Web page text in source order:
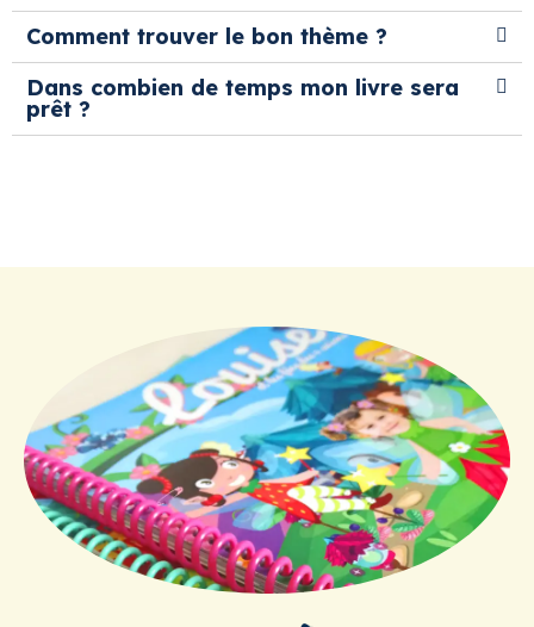
Comment trouver le bon thème ?
Dans combien de temps mon livre sera
prêt ?